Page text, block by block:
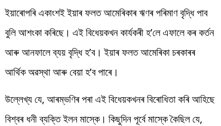
ইয়াৰোপৰি একাংশই ইয়াৰ ফলত আমেৰিকাৰ ঋণৰ পৰিমাণ বৃদ্ধি পাব
বুলি আশংকা কৰিছে। এই বিধেয়কখন কাৰ্যকৰী হ’লে এফালে কৰ কৰ্তন
আৰু আনফালে ব্যয় বৃদ্ধি হ’ব। ইয়াৰ ফলত আমেৰিকা চৰকাৰৰ
আৰ্থিক অৱস্থা আৰু বেয়া হ’ব পাৰে।
উল্লেখ্য যে, আৰম্ভণিৰ পৰা এই বিধেয়কখনৰ বিৰোধিতা কৰি আহিছে
বিশ্বৰ ধনী ব্যক্তি ইলন মাস্কে। কিছুদিন পূৰ্বে মাস্কে কৈছিল যে,